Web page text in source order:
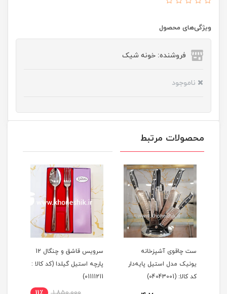
ویژگی‌های محصول
فروشنده: خونه شیک
ناموجود
محصولات مرتبط
ست چاقوی آشپزخانه
یونیک مدل استیل پایه‌دار
کد کالا: (04043001)
سرویس قاشق و چنگال 12
پارچه استیل گیلدا (کد کالا :
01111211)